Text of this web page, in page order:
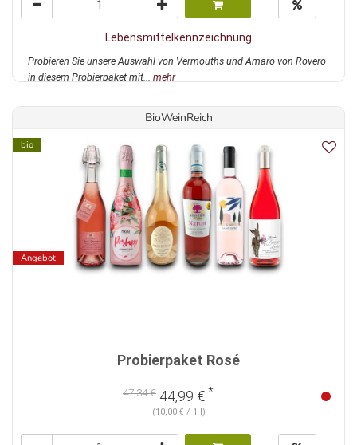
Lebensmittelkennzeichnung
Probieren Sie unsere Auswahl von Vermouths und Amaro von Rovero
in diesem Probierpaket mit... mehr
BioWeinReich
bio
Angebot
Probierpaket Rosé
47,34 € 44,99 € *
(10,00 € / 1 l)